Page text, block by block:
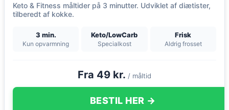
Keto & Fitness måltider på 3 minutter. Udviklet af diætister,
tilberedt af kokke.
3 min.
Kun opvarmning
Keto/LowCarb
Specialkost
Frisk
Aldrig frosset
Fra 49 kr. / måltid
BESTIL HER →